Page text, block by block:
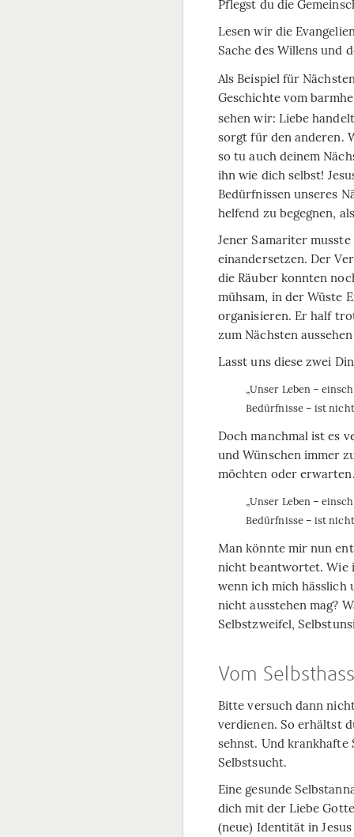
Pflegst du die
Lesen wir die
Sache des Willens und
Als Beispiel für
Geschichte vom
sehen wir: Liebe
sorgt für den anderen.
so tu auch deinem
ihn wie dich selbst!
Bedürfnissen unseres
helfend zu begegnen,
Jener Samariter
einandersetzen. Der
die Räuber konn­ten
mühsam, in der Wüste
organisieren. Er half
zum Nächsten
Lasst uns diese zwei
„Unser Leben –
Bedürfnisse – ist
Doch manchmal ist es
und Wünschen immer
möchten oder
„Unser Leben –
Bedürfnisse – ist
Man könnte mir nun
nicht beantwortet. Wie
wenn ich mich hässlich
nicht ausstehen mag?
Selbstzweifel,
Vom
Bitte versuch dann
verdienen. So erhältst
sehnst. Und krankhafte
Selbstsucht.
Eine gesunde
dich mit der Liebe
(neue) Identität in